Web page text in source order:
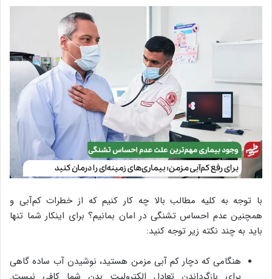
با توجه به کلیه مطالب بالا چه کار کنیم که از خطرات کم‌آبی و
همچنین عدم احساس تشنگی در امان بمانیم؟ برای اینکار شما تنها
باید به چند نکته زیر توجه کنید:
هنگامی که دچار کم آبی مزمن هستید، نوشیدن آب ساده گاهی